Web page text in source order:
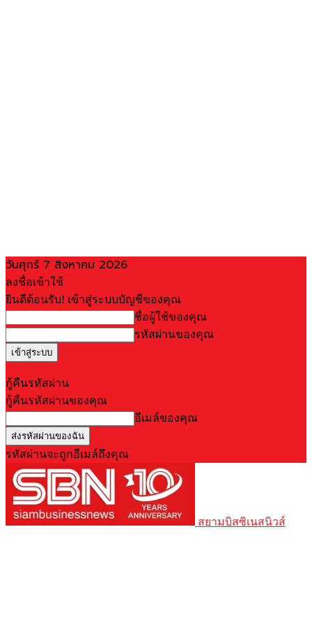
วันศุกร์ 7 สิงหาคม 2026
ลงชื่อเข้าใช้
ยินดีต้อนรับ! เข้าสู่ระบบบัญชีของคุณ
ชื่อผู้ใช้ของคุณ
รหัสผ่านของคุณ
กู้คืนรหัสผ่าน
กู้คืนรหัสผ่านของคุณ
อีเมล์ของคุณ
รหัสผ่านจะถูกอีเมล์ถึงคุณ
สยามบิสซิเนสนิวส์